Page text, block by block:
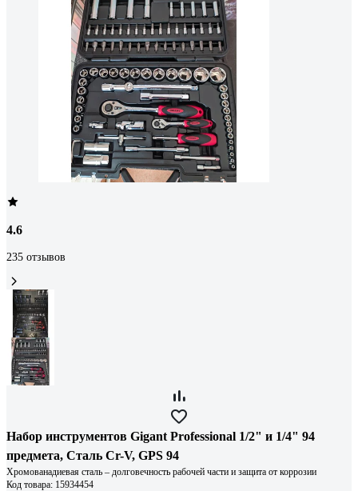
4.6
235 отзывов
Набор инструментов Gigant Professional 1/2" и 1/4" 94
предмета, Сталь Cr-V, GPS 94
Хромованадиевая сталь – долговечность рабочей части и защита от коррозии
Код товара: 15934454